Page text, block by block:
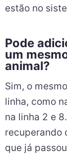
estão no
Pode
um
animal?
Sim, o
linha, como
na linha 2 e
recuperando
que já